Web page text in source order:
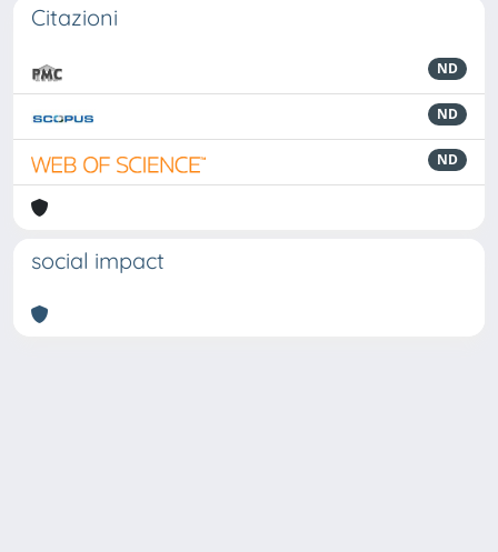
Citazioni
ND
ND
ND
social impact